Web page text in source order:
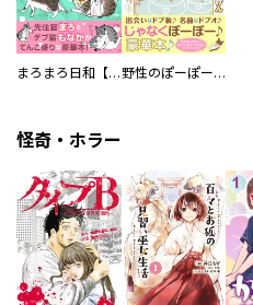
まろまろ日和【豪華版】 野性のぽーぽー【豪華版】
怪奇・ホラー